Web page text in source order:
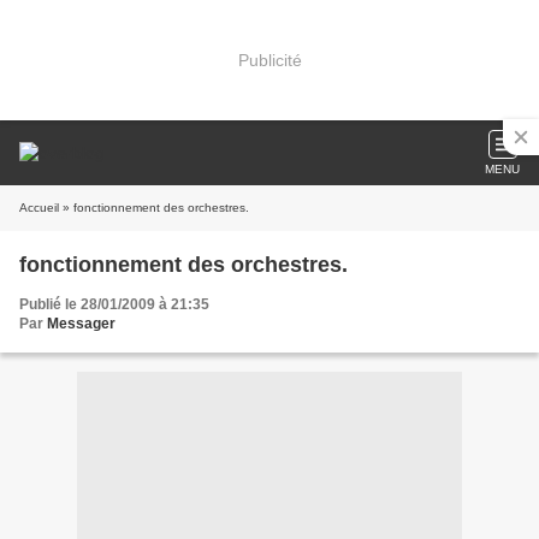
Publicité
MENU
Accueil » fonctionnement des orchestres.
fonctionnement des orchestres.
Publié le 28/01/2009 à 21:35
Par Messager